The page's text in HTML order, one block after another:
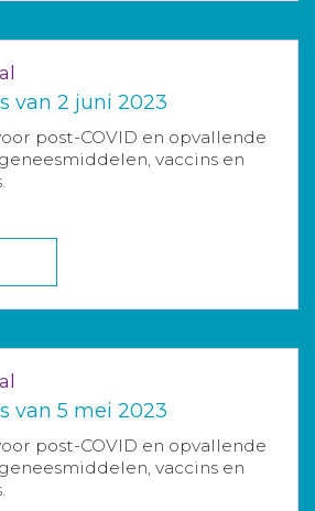
van 2 juni 2023
post-COVID en opvallende
vaccins en
van 5 mei 2023
post-COVID en opvallende
vaccins en